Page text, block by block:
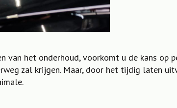
van het onderhoud, voorkomt u de kans op
zal krijgen. Maar, door het tijdig laten